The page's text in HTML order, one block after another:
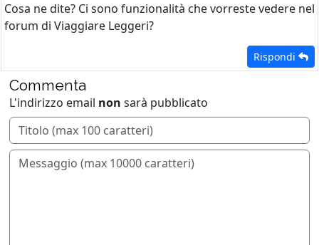
Cosa ne dite? Ci sono funzionalità che vorreste vedere nel
forum di Viaggiare Leggeri?
Rispondi
Commenta
L'indirizzo email non sarà pubblicato